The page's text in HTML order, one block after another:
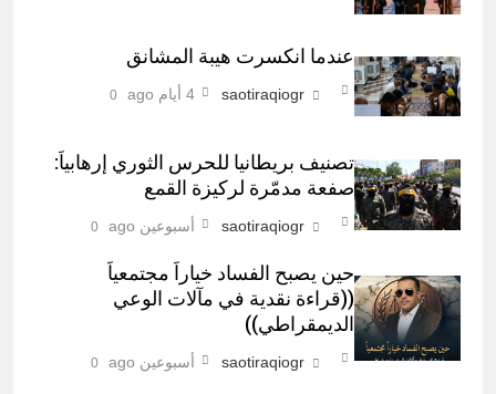
عندما انكسرت هيبة المشانق
saotiraqiogr 4 أيام ago 0
تصنيف بريطانيا للحرس الثوري إرهابياً:
صفعة مدمّرة لركيزة القمع
saotiraqiogr أسبوعين ago 0
حين يصبح الفساد خياراً مجتمعياً
((قراءة نقدية في مآلات الوعي
الديمقراطي))
saotiraqiogr أسبوعين ago 0